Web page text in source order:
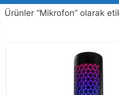
Ürünler “Mikrofon” olarak